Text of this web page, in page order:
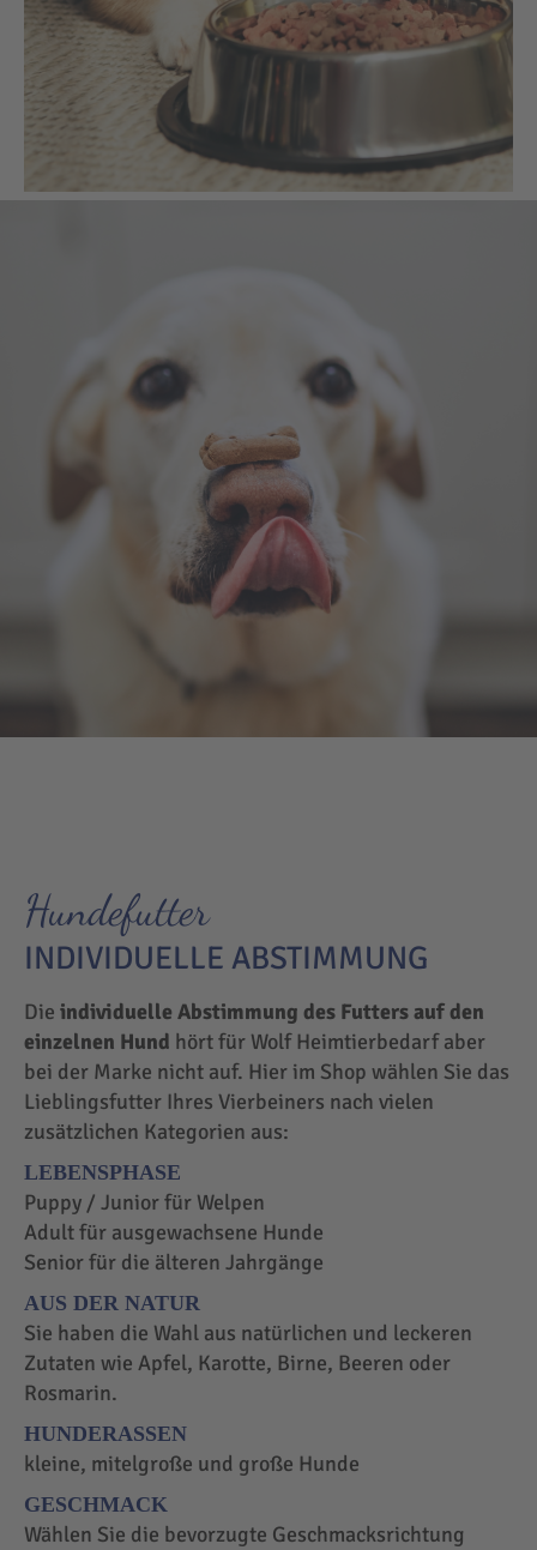
Hundefutter
INDIVIDUELLE ABSTIMMUNG
Die individuelle Abstimmung des Futters auf den
einzelnen Hund hört für Wolf Heimtierbedarf aber
bei der Marke nicht auf. Hier im Shop wählen Sie das
Lieblingsfutter Ihres Vierbeiners nach vielen
zusätzlichen Kategorien aus:
LEBENSPHASE
Puppy / Junior für Welpen
Adult für ausgewachsene Hunde
Senior für die älteren Jahrgänge
AUS DER NATUR
Sie haben die Wahl aus natürlichen und leckeren
Zutaten wie Apfel, Karotte, Birne, Beeren oder
Rosmarin.
HUNDERASSEN
kleine, mitelgroße und große Hunde
GESCHMACK
Wählen Sie die bevorzugte Geschmacksrichtung